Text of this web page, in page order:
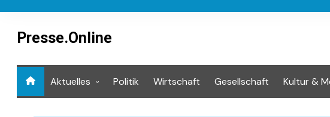
contentPresse.Online
Aktuelles Politik Wirtschaft Gesellschaft Kultur &